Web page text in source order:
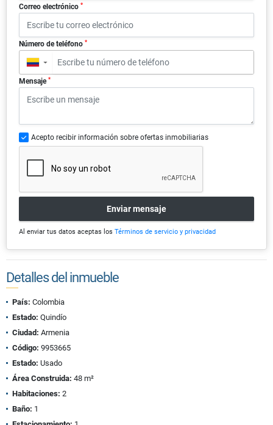
Correo electrónico *
Número de teléfono *
▼
Mensaje *
Acepto recibir información sobre ofertas inmobiliarias
Enviar mensaje
Al enviar tus datos aceptas los Términos de servicio y privacidad
Detalles del inmueble
País: Colombia
Estado: Quindío
Ciudad: Armenia
Código: 9953665
Estado: Usado
Área Construida: 48 m²
Habitaciones: 2
Baño: 1